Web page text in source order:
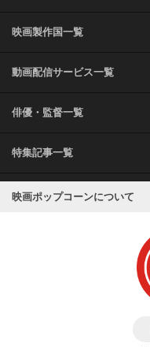
映画製作国一覧
動画配信サービス一覧
俳優・監督一覧
特集記事一覧
映画ポップコーンについて